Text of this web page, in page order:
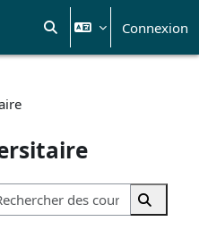
Activer/désactiver la
Connexion